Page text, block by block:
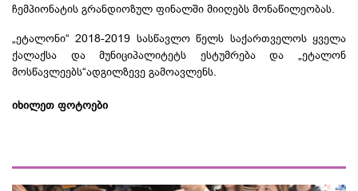
ჩემპიონატის გრანდიოზულ ფინალში მიიღებს მონაწილეობას.
„ეტალონი“ 2018-2019 სასწავლო წელს საქართველოს ყველა
ქალაქსა და მუნიციპალიტეტს ესტუმრება და „ეტალონ
მოსწავლეებს“ადგილზევე გამოავლენს.
იხილეთ ფოტოები